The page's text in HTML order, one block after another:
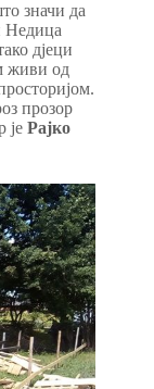
значи да
Недица
дјеци
живи од
прозор
је Рајко